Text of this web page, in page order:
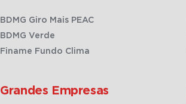
BDMG Giro Mais PEAC
BDMG Verde
Finame Fundo Clima
Grandes Empresas